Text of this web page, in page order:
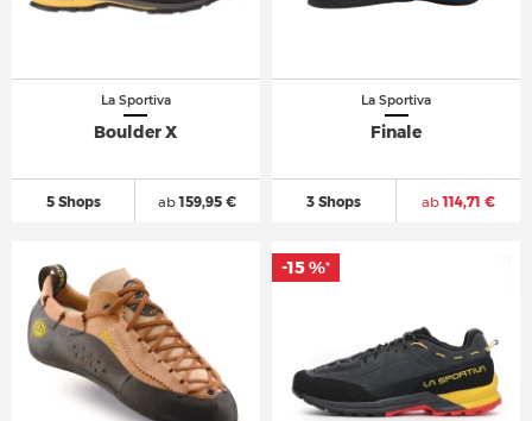
La Sportiva
Boulder X
5 Shops ab159,95 €
La Sportiva
Finale
3 Shops ab114,71 €
-15 %*